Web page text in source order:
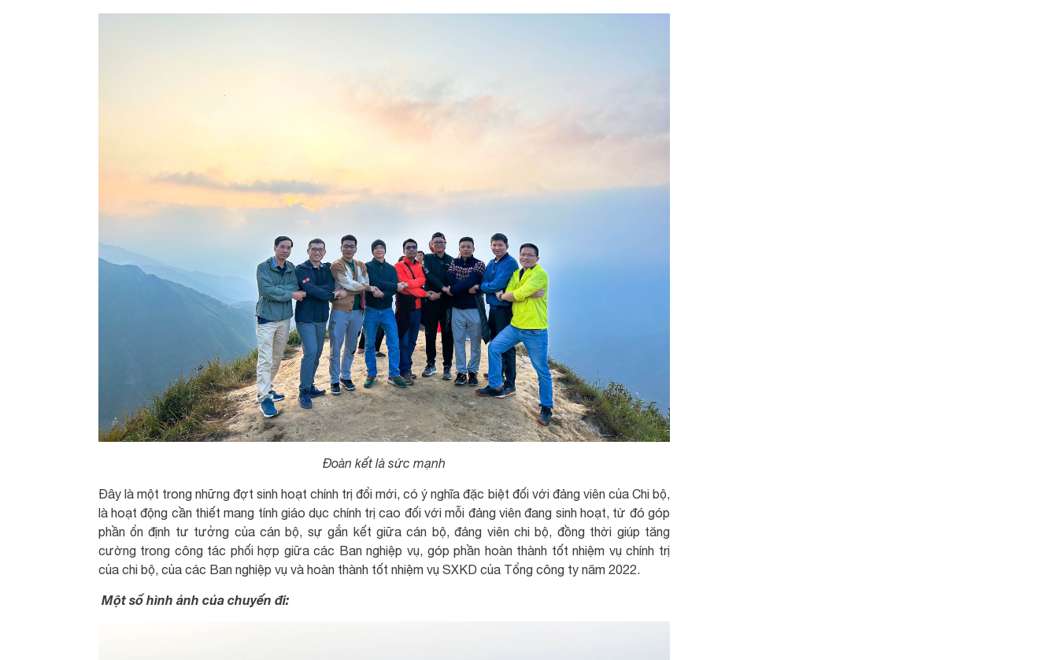
Đoàn kết là sức mạnh
Đây là một trong những đợt sinh hoạt chính trị đổi mới, có ý nghĩa đặc biệt đối với đảng viên của Chi bộ,
là hoạt động cần thiết mang tính giáo dục chính trị cao đối với mỗi đảng viên đang sinh hoạt, từ đó góp
phần ổn định tư tưởng của cán bộ, sự gắn kết giữa cán bộ, đảng viên chi bộ, đồng thời giúp tăng
cường trong công tác phối hợp giữa các Ban nghiệp vụ, góp phần hoàn thành tốt nhiệm vụ chính trị
của chi bộ, của các Ban nghiệp vụ và hoàn thành tốt nhiệm vụ SXKD của Tổng công ty năm 2022.
Một số hình ảnh của chuyến đi: